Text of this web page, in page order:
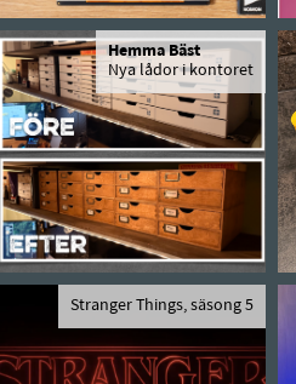
Hemma Bäst
Nya lådor i kontoret
Stranger Things, säsong 5